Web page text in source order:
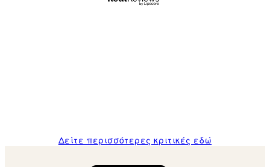
Δείτε περισσότερες κριτικές εδώ